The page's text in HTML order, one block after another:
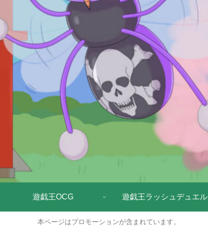
遊戯王OCG 遊戯王ラッシュデュエル
本ページはプロモーションが含まれています。